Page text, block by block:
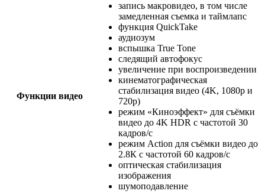
Функции видео
запись макровидео, в том числе
замедленная съемка и таймлапс
функция QuickTake
аудиозум
вспышка True Tone
следящий автофокус
увеличение при воспроизведении
кинематографическая
стабилизация видео (4K, 1080p и
720p)
режим «Киноэффект» для съёмки
видео до 4K HDR с частотой 30
кадров/с
режим Action для съёмки видео до
2.8К с частотой 60 кадров/с
оптическая стабилизация
изображения
шумоподавление